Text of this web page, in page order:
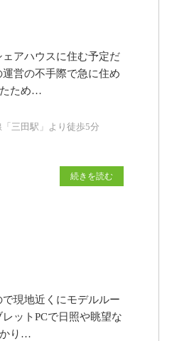
アハウスに住む予定だ
営の不手際で急に住め
たため…
三田駅」より徒歩5分
続きを読む
現地近くにモデルルー
ットPCで日照や眺望な
かり…